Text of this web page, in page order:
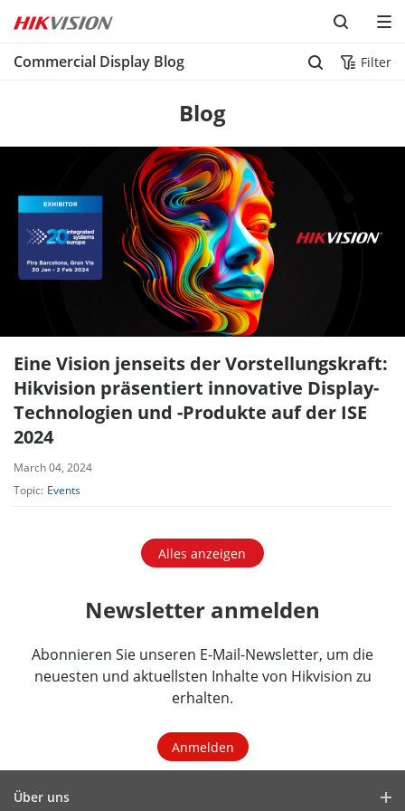
Commercial Display Blog Filter
Blog
Eine Vision jenseits der Vorstellungskraft:
Hikvision präsentiert innovative Display-
Technologien und -Produkte auf der ISE
2024
March 04, 2024
Topic: Events
Alles anzeigen
Newsletter anmelden
Abonnieren Sie unseren E-Mail-Newsletter, um die
neuesten und aktuellsten Inhalte von Hikvision zu
erhalten.
Anmelden
Über uns